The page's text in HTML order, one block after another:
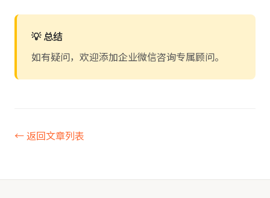
💡 总结
如有疑问，欢迎添加企业微信咨询专属顾问。
← 返回文章列表